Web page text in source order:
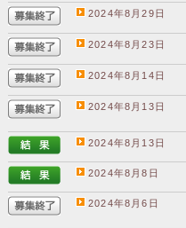
2024年8月29日
2024年8月23日
2024年8月14日
2024年8月13日
2024年8月13日
2024年8月8日
2024年8月6日